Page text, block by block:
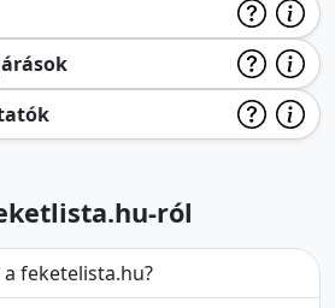
ról
a feketelista.hu?